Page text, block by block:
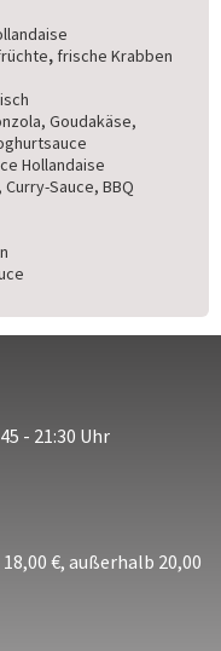
, frische Krabben
Goudakäse,
Hollandaise
Sauce, BBQ
- 21:30 Uhr
€, außerhalb 20,00